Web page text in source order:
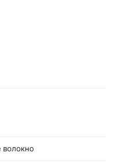
волокно